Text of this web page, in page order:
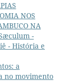
NOS
NA
-
- História e
a
no movimento